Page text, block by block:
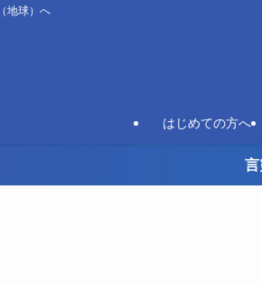
地球）へ
はじめての方へ
言